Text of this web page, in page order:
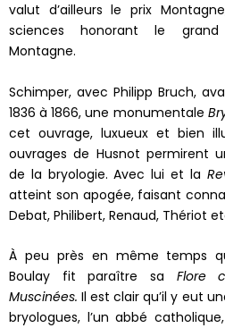
valut d’ailleurs le prix
sciences honorant le grand
Montagne.
Schimper, avec Philipp Bruch,
1836 à 1866, une monumentale
cet ouvrage, luxueux et bien
ouvrages de Husnot permirent
de la bryologie. Avec lui et la
atteint son apogée, faisant
Debat, Philibert, Renaud, Thériot
À peu près en même temps
Boulay fit paraître sa Flore
Muscinées. Il est clair qu’il y eut
bryologues, l’un abbé